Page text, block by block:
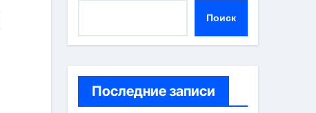
Поиск
Последние записи